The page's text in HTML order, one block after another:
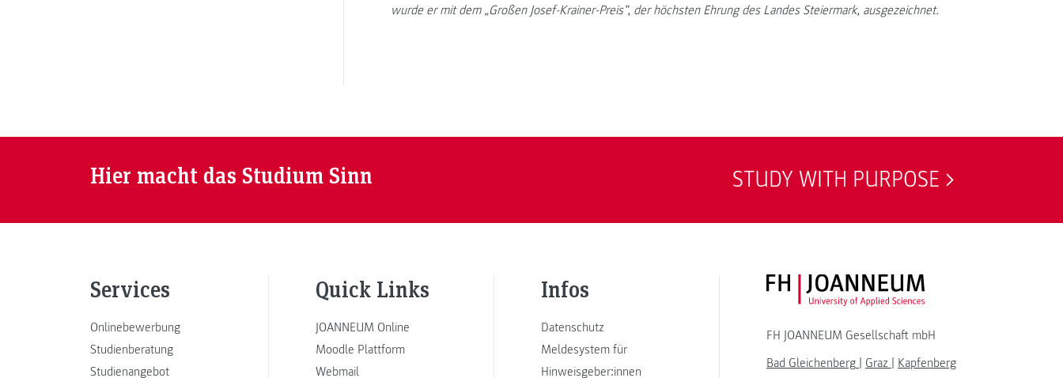
wurde er mit dem „Großen Josef-Krainer-Preis“, der höchsten Ehrung des Landes Steiermark, ausgezeichnet.
Hier macht das Studium Sinn STUDY WITH PURPOSE
Services
Onlinebewerbung
Studienberatung
Studienangebot
Quick Links
JOANNEUM Online
Moodle Plattform
Webmail
Infos
Datenschutz
Meldesystem für
Hinweisgeber:innen
FH JOANNEUM Logo
FH JOANNEUM Gesellschaft mbH
Bad Gleichenberg
Graz Kapfenberg